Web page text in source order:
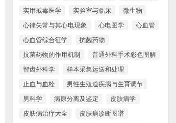
实用戒毒医学
实验室与临床
微生物
心律失常与其心电现象
心电图学
心血管
心血管综合征学
抗菌药物
抗菌药物的作用机制
普通外科手术彩色图解
智齿外科学
样本采集运送和处理
止血与血栓
男性生殖道疾病与生育调节
男科学
病原分离及鉴定
皮肤病学
皮肤病治疗大全
皮肤病诊断图谱